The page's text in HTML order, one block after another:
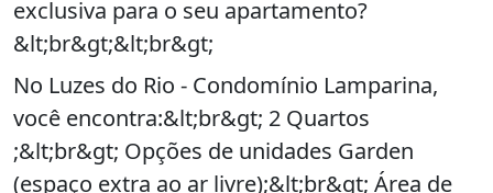
exclusiva para o seu apartamento?
&lt;br&gt;&lt;br&gt;
No Luzes do Rio - Condomínio Lamparina,
você encontra:&lt;br&gt; 2 Quartos
;&lt;br&gt; Opções de unidades Garden
(espaço extra ao ar livre);&lt;br&gt; Área de